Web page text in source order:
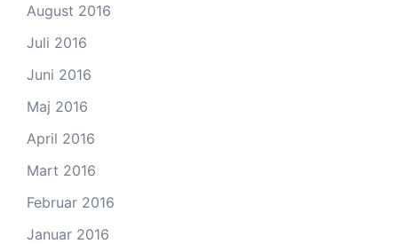
August 2016
Juli 2016
Juni 2016
Maj 2016
April 2016
Mart 2016
Februar 2016
Januar 2016